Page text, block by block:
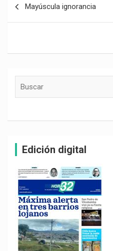
Mayúscula ignorancia
Edición digital